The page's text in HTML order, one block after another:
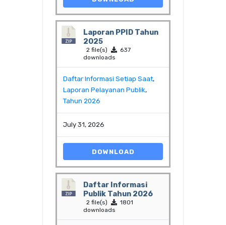
Laporan PPID Tahun
2025
2 file(s)
637
downloads
Daftar Informasi Setiap Saat,
Laporan Pelayanan Publik,
Tahun 2026
July 31, 2026
DOWNLOAD
Daftar Informasi
Publik Tahun 2026
2 file(s)
1801
downloads